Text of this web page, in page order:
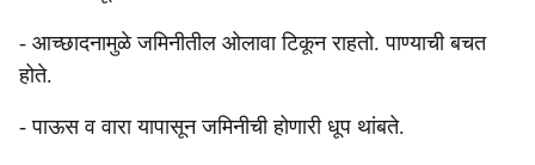
- आच्छादनामुळे जमिनीतील ओलावा टिकून राहतो. पाण्याची बचत
होते.
- पाऊस व वारा यापासून जमिनीची होणारी धूप थांबते.